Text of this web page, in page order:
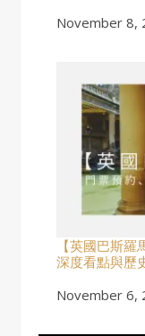
Date
November 8,
【英國巴斯羅
深度看點與歷
Date
November 6,